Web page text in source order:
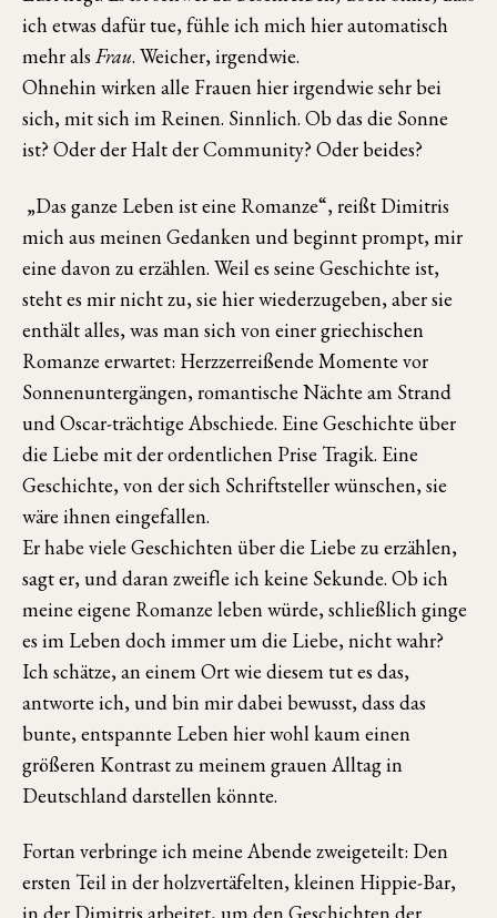
ich etwas dafür tue, fühle ich mich hier automatisch
mehr als Frau. Weicher, irgendwie.
Ohnehin wirken alle Frauen hier irgendwie sehr bei
sich, mit sich im Reinen. Sinnlich. Ob das die Sonne
ist? Oder der Halt der Community? Oder beides?
„Das ganze Leben ist eine Romanze“, reißt Dimitris
mich aus meinen Gedanken und beginnt prompt, mir
eine davon zu erzählen. Weil es seine Geschichte ist,
steht es mir nicht zu, sie hier wiederzugeben, aber sie
enthält alles, was man sich von einer griechischen
Romanze erwartet: Herzzerreißende Momente vor
Sonnenuntergängen, romantische Nächte am Strand
und Oscar-trächtige Abschiede. Eine Geschichte über
die Liebe mit der ordentlichen Prise Tragik. Eine
Geschichte, von der sich Schriftsteller wünschen, sie
wäre ihnen eingefallen.
Er habe viele Geschichten über die Liebe zu erzählen,
sagt er, und daran zweifle ich keine Sekunde. Ob ich
meine eigene Romanze leben würde, schließlich ginge
es im Leben doch immer um die Liebe, nicht wahr?
Ich schätze, an einem Ort wie diesem tut es das,
antworte ich, und bin mir dabei bewusst, dass das
bunte, entspannte Leben hier wohl kaum einen
größeren Kontrast zu meinem grauen Alltag in
Deutschland darstellen könnte.
Fortan verbringe ich meine Abende zweigeteilt: Den
ersten Teil in der holzvertäfelten, kleinen Hippie-Bar,